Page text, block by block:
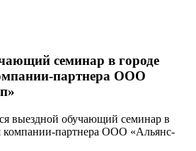
семинар в городе
партнера ООО
выездной обучающий семинар в
компании-партнера ООО «Альянс-